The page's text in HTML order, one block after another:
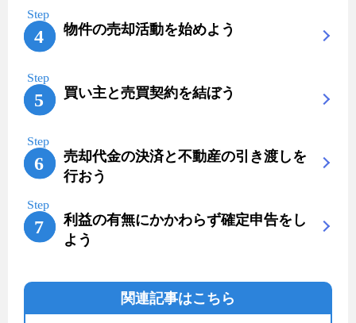
物件の売却活動を始めよう
買い主と売買契約を結ぼう
売却代金の決済と不動産の引き渡しを
行おう
利益の有無にかかわらず確定申告をし
よう
関連記事はこちら